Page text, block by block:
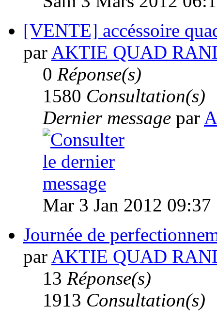
[VENTE] accéssoire
par AKTIE QUAD
0 Réponse(s)
1580 Consultation(s)
Dernier message par
Mar 3 Jan 2012 09:37
Journée de
par AKTIE QUAD
13 Réponse(s)
1913 Consultation(s)